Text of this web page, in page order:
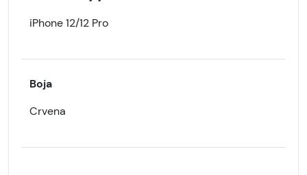
iPhone 12/12 Pro
Boja
Crvena